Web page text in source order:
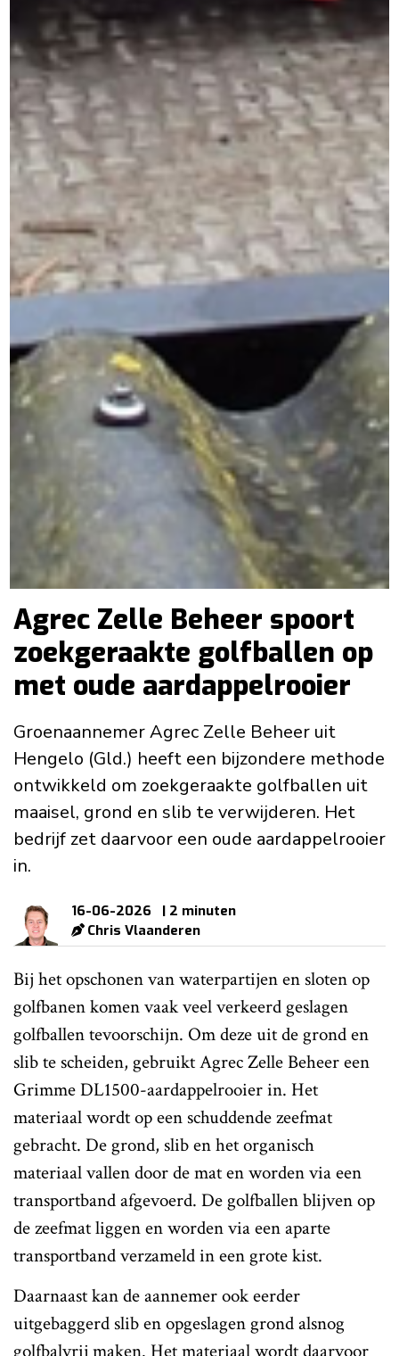
Agrec Zelle Beheer spoort
zoekgeraakte golfballen op
met oude aardappelrooier
Groenaannemer Agrec Zelle Beheer uit
Hengelo (Gld.) heeft een bijzondere methode
ontwikkeld om zoekgeraakte golfballen uit
maaisel, grond en slib te verwijderen. Het
bedrijf zet daarvoor een oude aardappelrooier
in.
16-06-2026
| 2 minuten
Chris Vlaanderen
Bij het opschonen van waterpartijen en sloten op
golfbanen komen vaak veel verkeerd geslagen
golfballen tevoorschijn. Om deze uit de grond en
slib te scheiden, gebruikt Agrec Zelle Beheer een
Grimme DL1500-aardappelrooier in. Het
materiaal wordt op een schuddende zeefmat
gebracht. De grond, slib en het organisch
materiaal vallen door de mat en worden via een
transportband afgevoerd. De golfballen blijven op
de zeefmat liggen en worden via een aparte
transportband verzameld in een grote kist.
Daarnaast kan de aannemer ook eerder
uitgebaggerd slib en opgeslagen grond alsnog
golfbalvrij maken. Het materiaal wordt daarvoor